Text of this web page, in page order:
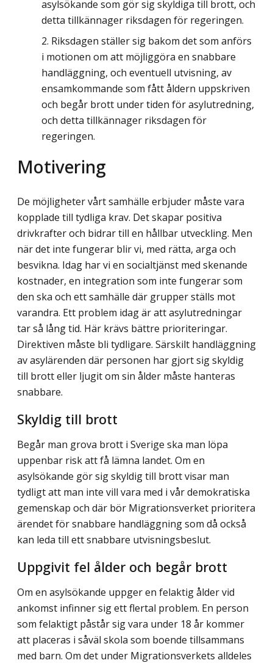
asylsökande som gör sig skyldiga till brott, och
detta tillkännager riksdagen för regeringen.
Riksdagen ställer sig bakom det som anförs
i motionen om att möjliggöra en snabbare
handläggning, och eventuell utvisning, av
ensamkommande som fått åldern uppskriven
och begår brott under tiden för asylutredning,
och detta tillkännager riksdagen för
regeringen.
Motivering
De möjligheter vårt samhälle erbjuder måste vara
kopplade till tydliga krav. Det skapar positiva
drivkrafter och bidrar till en hållbar utveckling. Men
när det inte fungerar blir vi, med rätta, arga och
besvikna. Idag har vi en socialtjänst med skenande
kostnader, en integration som inte fungerar som
den ska och ett samhälle där grupper ställs mot
varandra. Ett problem idag är att asylutredningar
tar så lång tid. Här krävs bättre prio­riteringar.
Direktiven måste bli tydligare. Särskilt handläggning
av asylärenden där personen har gjort sig skyldig
till brott eller ljugit om sin ålder måste hanteras
snabbare.
Skyldig till brott
Begår man grova brott i Sverige ska man löpa
uppenbar risk att få lämna landet. Om en
asylsökande gör sig skyldig till brott visar man
tydligt att man inte vill vara med i vår demokratiska
gemenskap och där bör Migrationsverket prioritera
ärendet för snabbare handläggning som då också
kan leda till ett snabbare utvisningsbeslut.
Uppgivit fel ålder och begår brott
Om en asylsökande uppger en felaktig ålder vid
ankomst infinner sig ett flertal problem. En person
som felaktigt påstår sig vara under 18 år kommer
att placeras i såväl skola som boende tillsammans
med barn. Om det under Migrationsverkets alldeles